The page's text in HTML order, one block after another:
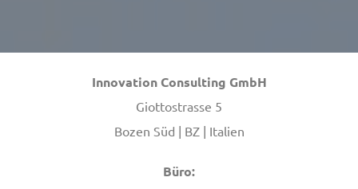
Innovation Consulting GmbH
Giottostrasse 5
Bozen Süd | BZ | Italien
Büro: